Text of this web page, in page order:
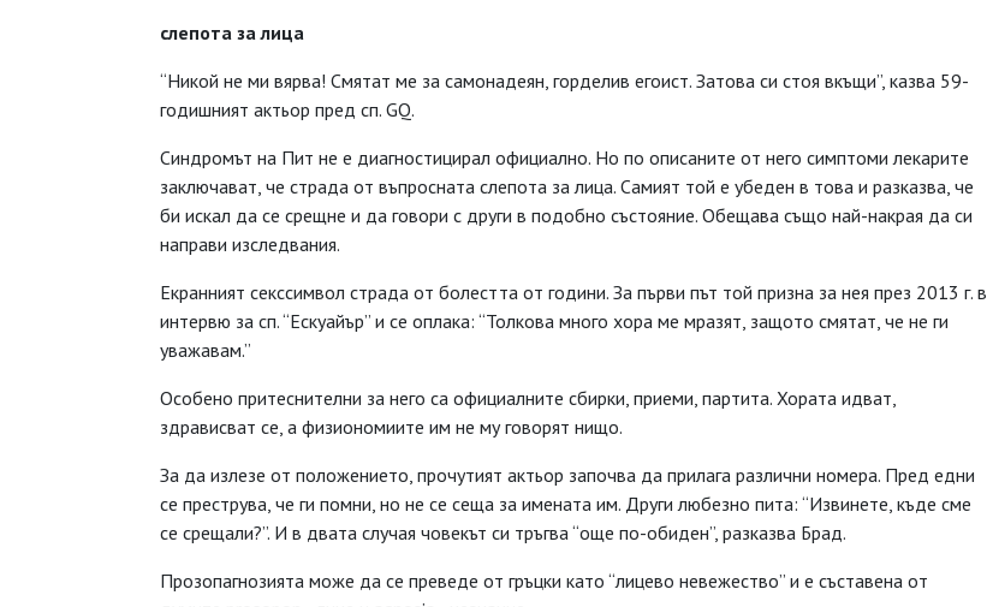
слепота за лица
“Никой не ми вярва! Смятат ме за самонадеян, горделив егоист. Затова си стоя вкъщи”, казва 59-
годишният актьор пред сп. GQ.
Синдромът на Пит не е диагностицирал официално. Но по описаните от него симптоми лекарите
заключават, че страда от въпросната слепота за лица. Самият той е убеден в това и разказва, че
би искал да се срещне и да говори с други в подобно състояние. Обещава също най-накрая да си
направи изследвания.
Екранният секссимвол страда от болестта от години. За първи път той призна за нея през 2013 г. в
интервю за сп. “Ескуайър” и се оплака: “Толкова много хора ме мразят, защото смятат, че не ги
уважавам.”
Особено притеснителни за него са официалните сбирки, приеми, партита. Хората идват,
здрависват се, а физиономиите им не му говорят нищо.
За да излезе от положението, прочутият актьор започва да прилага различни номера. Пред едни
се преструва, че ги помни, но не се сеща за имената им. Други любезно пита: “Извинете, къде сме
се срещали?”. И в двата случая човекът си тръгва “още по-обиден”, разказва Брад.
Прозопагнозията може да се преведе от гръцки като “лицево невежество” и е съставена от